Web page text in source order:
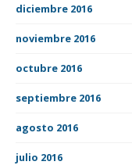
diciembre 2016
noviembre 2016
octubre 2016
septiembre 2016
agosto 2016
julio 2016